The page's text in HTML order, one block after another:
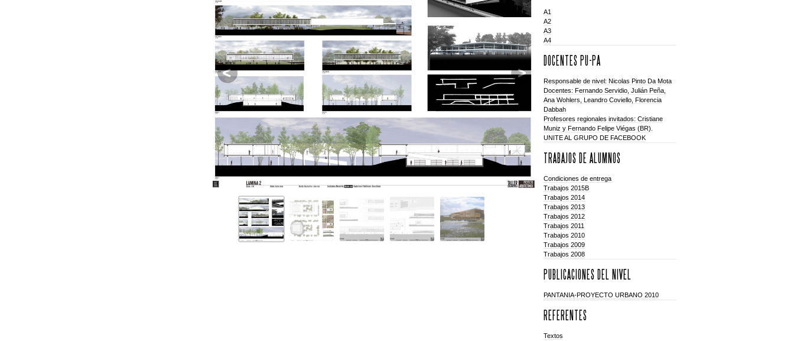
A1
A2
A3
A4
DOCENTES PU-PA
Responsable de nivel: Nicolas Pinto Da Mota
Docentes: Fernando Servidio, Julián Peña,
Ana Wohlers, Leandro Coviello, Florencia
Dabbah
Profesores regionales invitados: Cristiane
Muniz y Fernando Felipe Viégas (BR).
UNITE AL GRUPO DE FACEBOOK
TRABAJOS DE ALUMNOS
Condiciones de entrega
Trabajos 2015B
Trabajos 2014
Trabajos 2013
Trabajos 2012
Trabajos 2011
Trabajos 2010
Trabajos 2009
Trabajos 2008
PUBLICACIONES DEL NIVEL
PANTANIA-PROYECTO URBANO 2010
REFERENTES
Textos